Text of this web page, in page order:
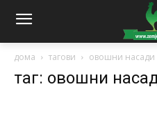
дома тагови овошни насади
таг: овошни